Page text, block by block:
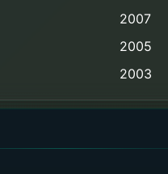
2007
2005
2003
2000